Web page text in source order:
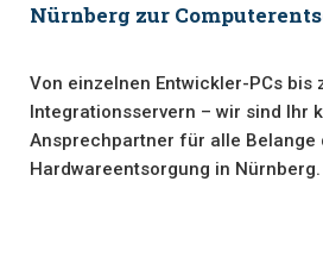
Nürnberg zur
Von einzelnen Entwickler-PCs bis
Integrationsservern – wir sind Ihr
Ansprechpartner für alle Belange
Hardwareentsorgung in Nürnberg.